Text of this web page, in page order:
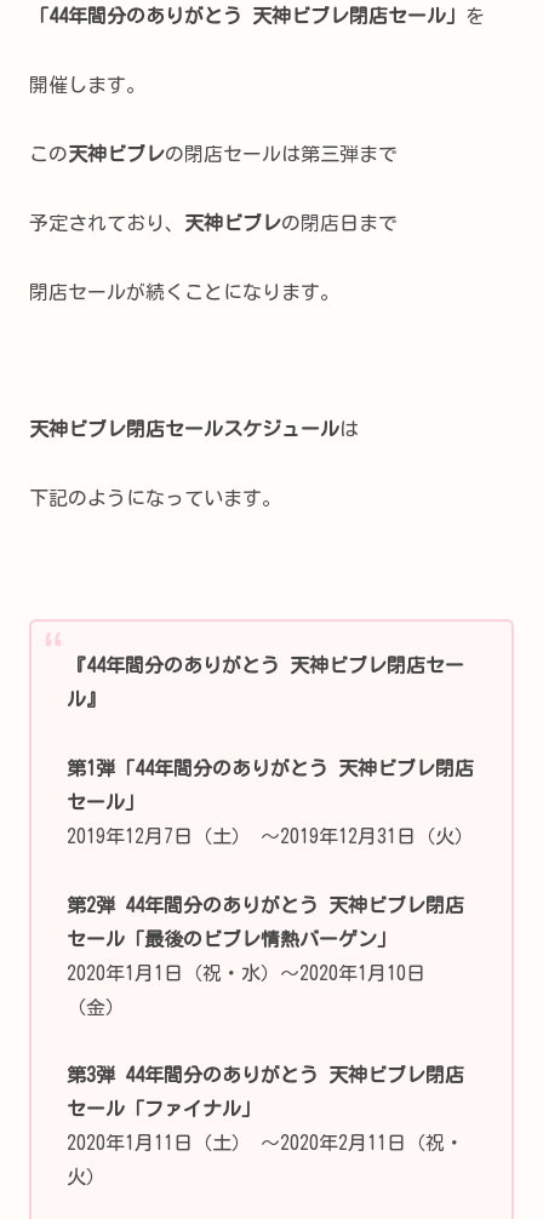
「44年間分のありがとう 天神ビブレ閉店セール」 を
開催します。
この天神ビブレの閉店セールは第三弾まで
予定されており、 天神ビブレの閉店日まで
閉店セールが続くことになります。
天神ビブレ閉店セールスケジュールは
下記のようになっています。
『44年間分のありがとう 天神ビブレ閉店セー
ル』
第1弾「44年間分のありがとう 天神ビブレ閉店
セール」
2019年12月7日（土） ～2019年12月31日（火）
第2弾 44年間分のありがとう 天神ビブレ閉店
セール「最後のビブレ情熱バーゲン」
2020年1月1日（祝・水）～2020年1月10日
（金）
第3弾 44年間分のありがとう 天神ビブレ閉店
セール「ファイナル」
2020年1月11日（土） ～2020年2月11日（祝・
火）